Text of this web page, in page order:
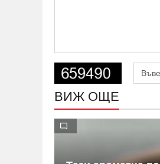
ВИЖ ОЩЕ